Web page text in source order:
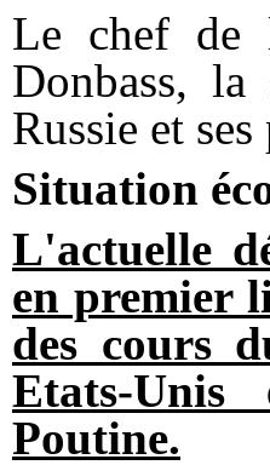
Le chef de
Donbass,
Russie et
Situation
L'actuelle
en premier
des cours
Etats-
Poutine.